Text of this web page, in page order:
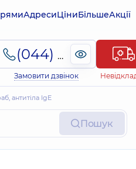
АдресиЦіниБільшеАкції
(044) 495-2-888
Замовити дзвінок
антитіла IgE
Пошук